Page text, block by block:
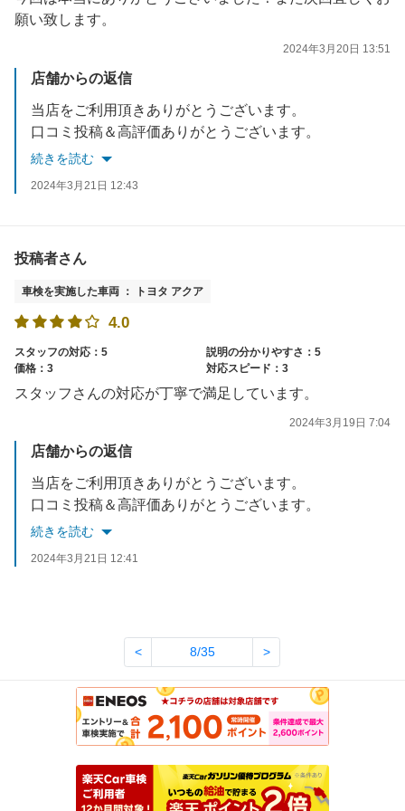
願い致します。
2024年3月20日 13:51
店舗からの返信
当店をご利用頂きありがとうございます。
口コミ投稿＆高評価ありがとうございます。
お褒めのお言葉を頂戴し、スタッフ一同喜んでおります。
続きを読む
2024年3月21日 12:43
投稿者さん
車検を実施した車両 ： トヨタ アクア
4.0
スタッフの対応：5
説明の分かりやすさ：5
価格：3
対応スピード：3
スタッフさんの対応が丁寧で満足しています。
2024年3月19日 7:04
店舗からの返信
当店をご利用頂きありがとうございます。
口コミ投稿＆高評価ありがとうございます。
気になる点がございましたらなんでもご相談下さい‼
続きを読む
2024年3月21日 12:41
< 8/35 >